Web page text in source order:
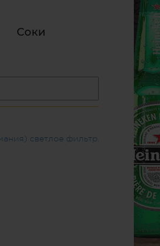
Соки